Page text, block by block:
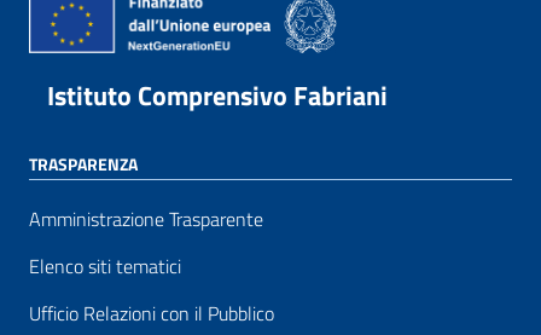
Istituto Comprensivo Fabriani
TRASPARENZA
Amministrazione Trasparente
Elenco siti tematici
Ufficio Relazioni con il Pubblico